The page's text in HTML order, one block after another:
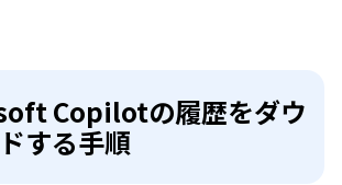
Copilotの履歴をダウ
する手順